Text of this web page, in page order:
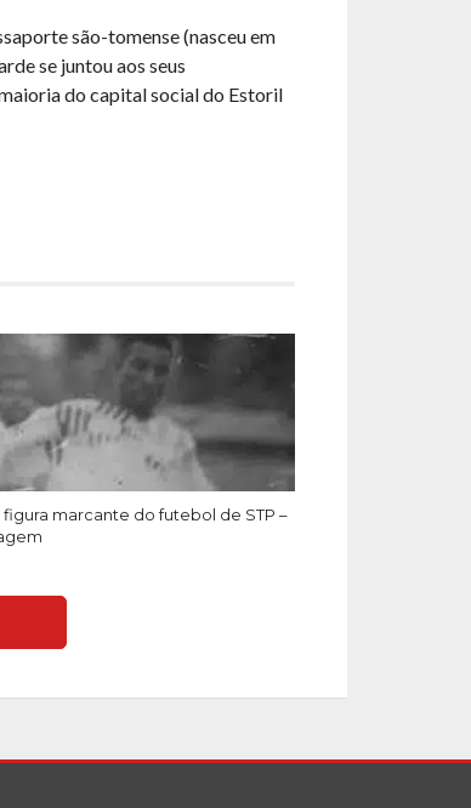
são-tomense (nasceu em
se juntou aos seus
do capital social do Estoril
figura marcante do futebol de STP –